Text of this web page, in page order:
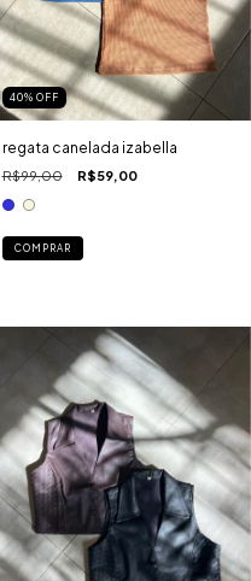
40% OFF
regata canelada izabella
R$99,00 R$59,00
COMPRAR